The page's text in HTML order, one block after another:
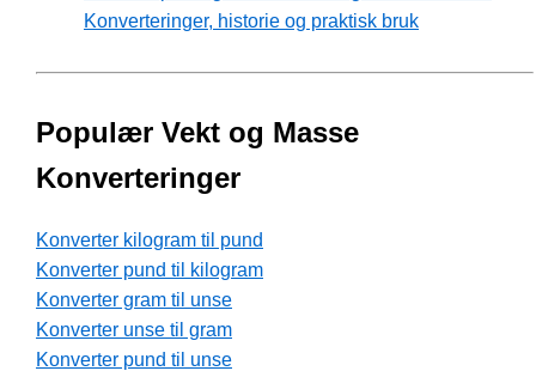
Konverteringer, historie og praktisk bruk
Populær Vekt og Masse
Konverteringer
Konverter kilogram til pund
Konverter pund til kilogram
Konverter gram til unse
Konverter unse til gram
Konverter pund til unse